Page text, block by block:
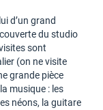
d’un grand
du studio
sont
(on ne visite
grande pièce
musique : les
néons, la guitare